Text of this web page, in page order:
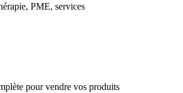
PME, services
pour vendre vos produits